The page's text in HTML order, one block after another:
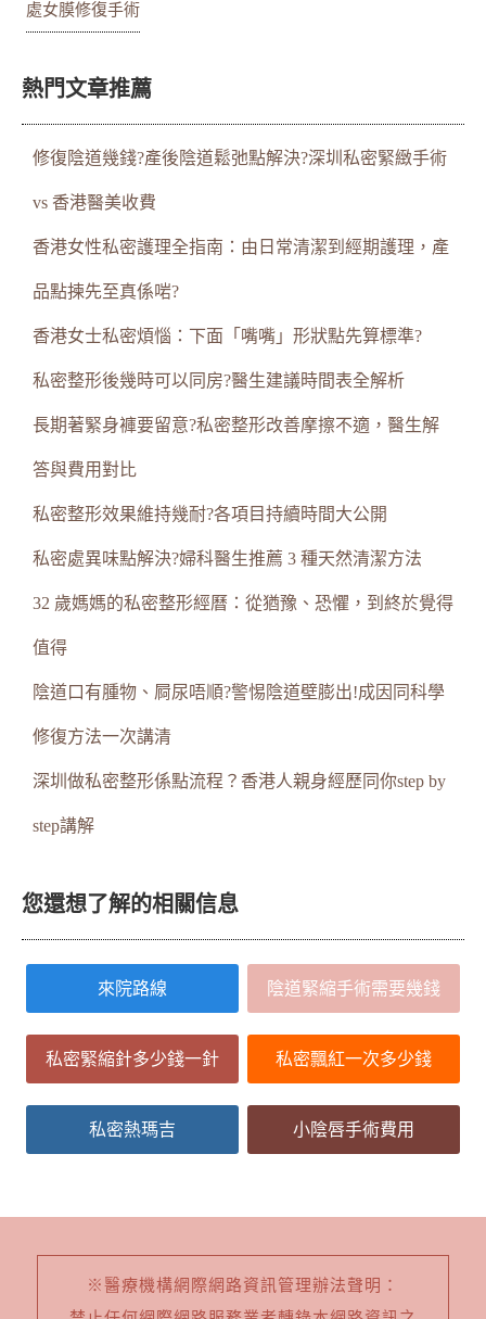
處女膜修復手術
熱門文章推薦
修復陰道幾錢?產後陰道鬆弛點解決?深圳私密緊緻手術
vs 香港醫美收費
香港女性私密護理全指南：由日常清潔到經期護理，產
品點揀先至真係啱?
香港女士私密煩惱：下面「嘴嘴」形狀點先算標準?
私密整形後幾時可以同房?醫生建議時間表全解析
長期著緊身褲要留意?私密整形改善摩擦不適，醫生解
答與費用對比
私密整形效果維持幾耐?各項目持續時間大公開
私密處異味點解決?婦科醫生推薦 3 種天然清潔方法
32 歲媽媽的私密整形經曆：從猶豫、恐懼，到終於覺得
值得
陰道口有腫物、屙尿唔順?警惕陰道壁膨出!成因同科學
修復方法一次講清
深圳做私密整形係點流程？香港人親身經歷同你step by
step講解
您還想了解的相關信息
來院路線 陰道緊縮手術需要幾錢
私密緊縮針多少錢一針 私密飄紅一次多少錢
私密熱瑪吉 小陰唇手術費用
※醫療機構網際網路資訊管理辦法聲明：